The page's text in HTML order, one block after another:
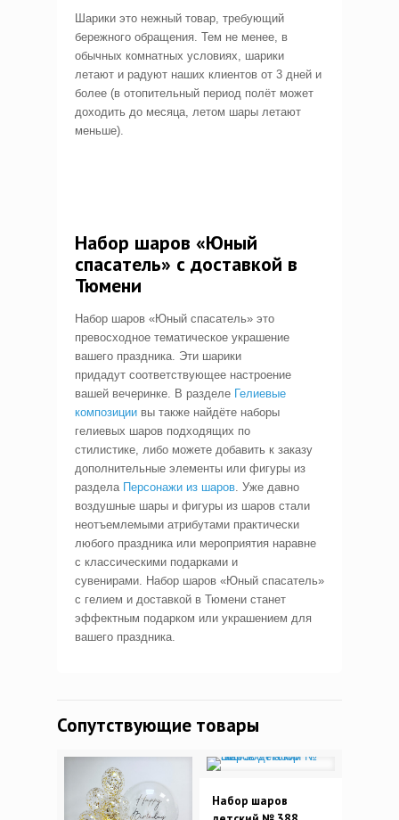
Шарики это нежный товар, требующий
бережного обращения. Тем не менее, в
обычных комнатных условиях, шарики
летают и радуют наших клиентов от 3 дней и
более (в отопительный период полёт может
доходить до месяца, летом шары летают
меньше).
Набор шаров «Юный
спасатель» с доставкой в
Тюмени
Набор шаров «Юный спасатель» это
превосходное тематическое украшение
вашего праздника. Эти шарики
придадут соответствующее настроение
вашей вечеринке. В разделе Гелиевые
композиции вы также найдёте наборы
гелиевых шаров подходящих по
стилистике, либо можете добавить к заказу
дополнительные элементы или фигуры из
раздела Персонажи из шаров. Уже давно
воздушные шары и фигуры из шаров стали
неотъемлемыми атрибутами практически
любого праздника или мероприятия наравне
с классическими подарками и
сувенирами. Набор шаров «Юный спасатель»
с гелием и доставкой в Тюмени станет
эффектным подарком или украшением для
вашего праздника.
Сопутствующие товары
Набор шаров